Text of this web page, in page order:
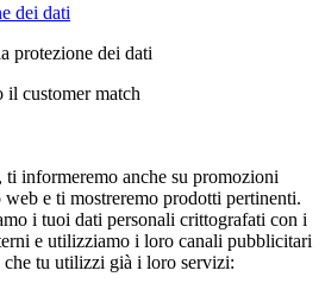
dei dati
protezione dei dati
il customer match
ti informeremo anche su promozioni
web e ti mostreremo prodotti pertinenti.
i tuoi dati personali crittografati con i
e utilizziamo i loro canali pubblicitari
tu utilizzi già i loro servizi: